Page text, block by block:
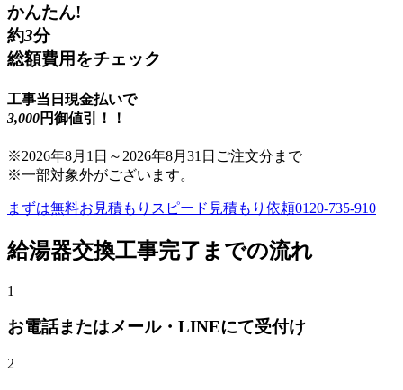
かんたん!
約3分
総額費用をチェック
工事当日現金払いで
3,000円御値引！！
※2026年8月1日 ～ 2026年8月31日 ご注文分まで
※一部対象外がございます。
まずは無料お見積もり スピード見積もり依頼0120-735-910
給湯器交換工事完了までの流れ
1
お電話またはメール・LINEにて受付け
2